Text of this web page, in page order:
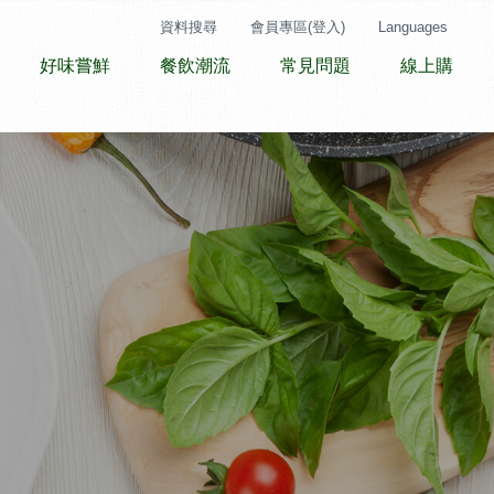
好味嘗鮮 餐飲潮流 常見問題 線上購
資料搜尋 會員專區(登入) Languages